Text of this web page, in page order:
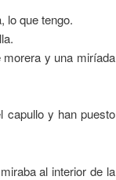
lo que tengo.
y una miríada
capullo y han puesto
al interior de la